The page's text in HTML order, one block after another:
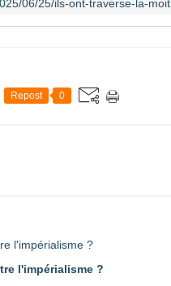
Repost 0
l'impérialisme ?